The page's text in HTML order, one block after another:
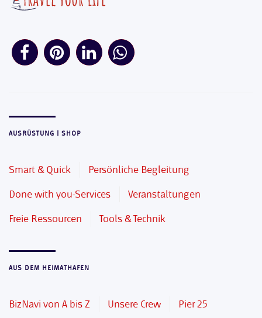
AUSRÜSTUNG | SHOP
Smart & Quick Persönliche Begleitung
Done with you-Services Veranstaltungen
Freie Ressourcen Tools & Technik
AUS DEM HEIMATHAFEN
BizNavi von A bis Z Unsere Crew Pier 25